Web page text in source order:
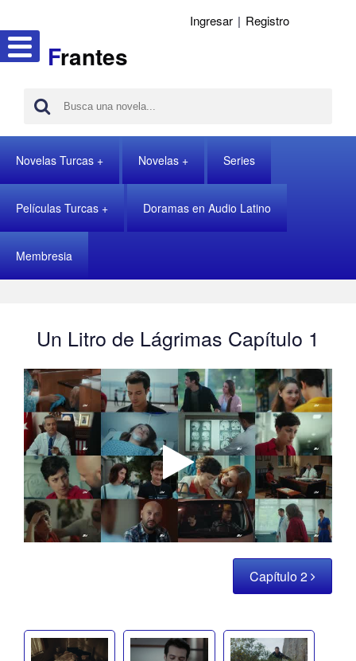
Frantes
Ingresar | Registro
Novelas Turcas Novelas Series
Películas Turcas Doramas en Audio Latino
Membresia
Un Litro de Lágrimas Capítulo 1
Capítulo 2